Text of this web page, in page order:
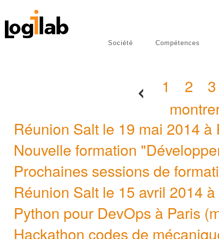
Société
Compétences
1 2 3
Réunion Salt le 19 mai 2014 à
Nouvelle formation
Prochaines sessions de
Réunion Salt le 15 avril 2014
Python pour DevOps à Paris
Hackathon codes de